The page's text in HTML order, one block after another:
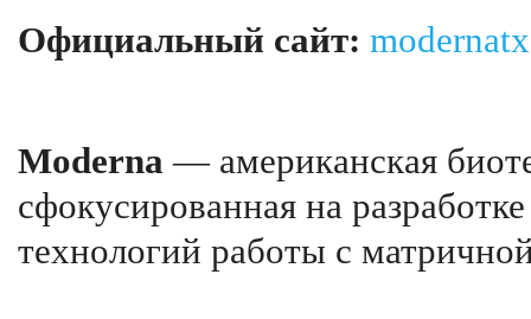
Официальный сайт:
Moderna — американская
сфокусированная на
технологий работы с